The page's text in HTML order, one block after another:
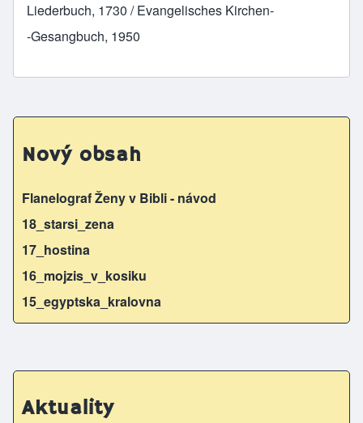
Liederbuch, 1730 / Evangelisches Kirchen­
‑Gesangbuch, 1950
Nový obsah
Flanelograf Ženy v Bibli - návod
18_starsi_zena
17_hostina
16_mojzis_v_kosiku
15_egyptska_kralovna
Aktuality